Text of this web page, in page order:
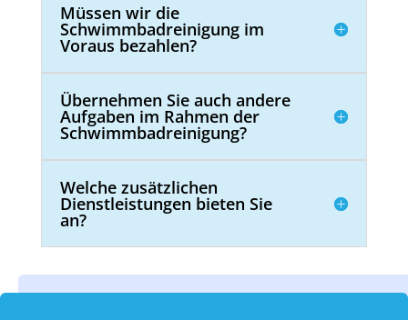
Müssen wir die
Schwimmbadreinigung im
Voraus bezahlen?
Übernehmen Sie auch andere
Aufgaben im Rahmen der
Schwimmbadreinigung?
Welche zusätzlichen
Dienstleistungen bieten Sie
an?